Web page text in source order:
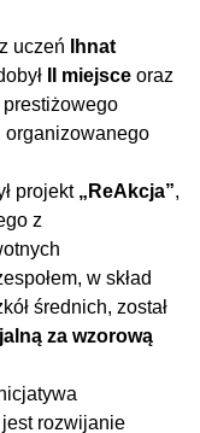
uczeń
Ihnat
II miejsce oraz
organizowanego
projekt „ReAkcja”,
z
w skład
średnich, został
za wzorową
rozwijanie